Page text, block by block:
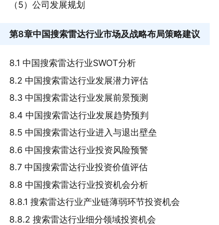
（5）公司发展规划
第8章中国搜索雷达行业市场及战略布局策略建议
8.1 中国搜索雷达行业SWOT分析
8.2 中国搜索雷达行业发展潜力评估
8.3 中国搜索雷达行业发展前景预测
8.4 中国搜索雷达行业发展趋势预判
8.5 中国搜索雷达行业进入与退出壁垒
8.6 中国搜索雷达行业投资风险预警
8.7 中国搜索雷达行业投资价值评估
8.8 中国搜索雷达行业投资机会分析
8.8.1 搜索雷达行业产业链薄弱环节投资机会
8.8.2 搜索雷达行业细分领域投资机会